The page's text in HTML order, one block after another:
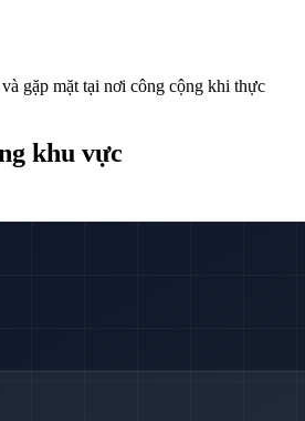
gặp mặt tại nơi công cộng khi thực
khu vực